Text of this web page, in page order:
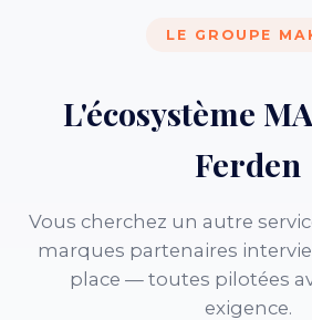
LE GROUPE
L'écosystème
Ferden
Vous cherchez un autre
marques partenaires
place — toutes pilotées
exigence.